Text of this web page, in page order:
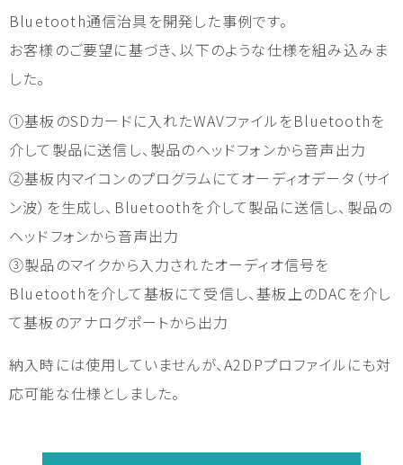
Bluetooth通信治具を開発した事例です。
お客様のご要望に基づき、以下のような仕様を組み込みま
した。
①基板のSDカードに入れたWAVファイルをBluetoothを
介して製品に送信し、製品のヘッドフォンから音声出力
②基板内マイコンのプログラムにてオーディオデータ（サイ
ン波）を生成し、Bluetoothを介して製品に送信し、製品の
ヘッドフォンから音声出力
③製品のマイクから入力されたオーディオ信号を
Bluetoothを介して基板にて受信し、基板上のDACを介し
て基板のアナログポートから出力
納入時には使用していませんが、A2DPプロファイルにも対
応可能な仕様としました。